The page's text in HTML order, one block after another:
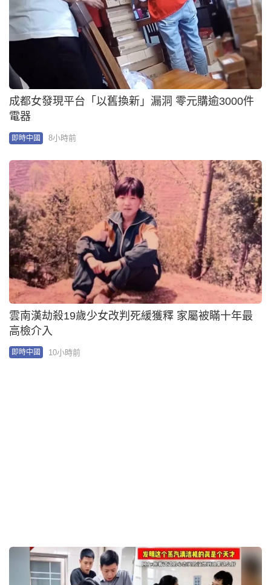
雲南漢劫殺19歲少女改判死緩獲釋 家屬被瞞十年最
高檢介入
即時中國 10小時前
中國鑊王︱「女生洗澡，大叔幫搓背」AI廣告惹批 蘇
大白兔糖包裝紙爆紅外網 帖主：平面設計經典之作